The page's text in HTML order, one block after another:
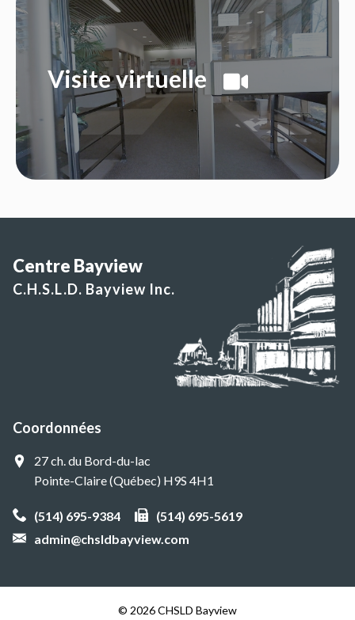
Visite virtuelle
Centre Bayview
C.H.S.L.D. Bayview Inc.
Coordonnées
27 ch. du Bord-du-lac
Pointe-Claire (Québec) H9S 4H1
(514) 695-9384
(514) 695-5619
admin@chsldbayview.com
© 2026 CHSLD Bayview